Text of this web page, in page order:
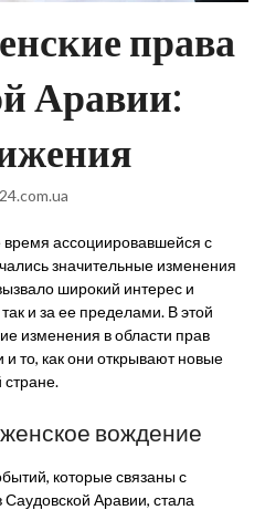
права
Аравии:
время ассоциировавшейся с
значительные изменения
широкий интерес и
и за ее пределами. В этой
изменения в области прав
то, как они открывают новые
стране.
вождение
которые связаны с
Аравии, стала